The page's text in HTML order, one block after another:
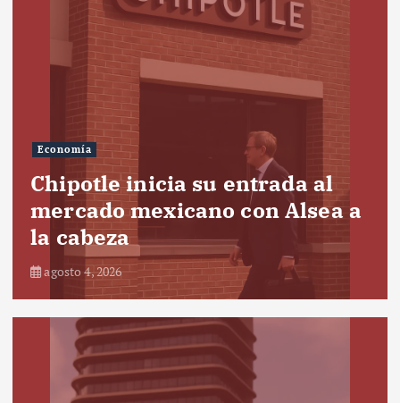
Economía
Chipotle inicia su entrada al
mercado mexicano con Alsea a
la cabeza
agosto 4, 2026